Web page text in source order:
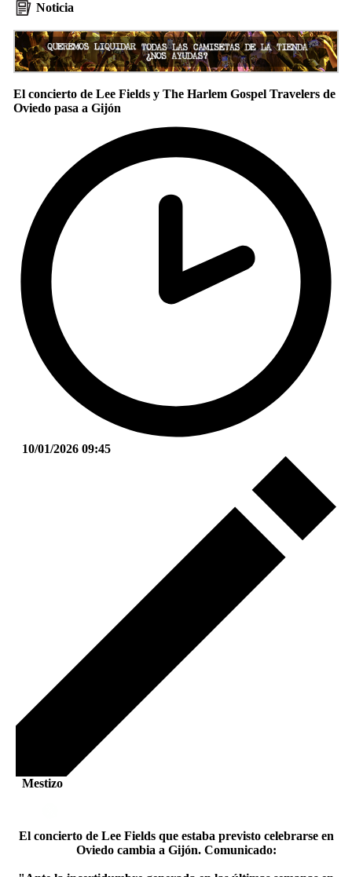
Noticia
El concierto de Lee Fields y The Harlem Gospel Travelers de
Oviedo pasa a Gijón
10/01/2026 09:45
Mestizo
El concierto de Lee Fields que estaba previsto celebrarse en
Oviedo cambia a Gijón. Comunicado: